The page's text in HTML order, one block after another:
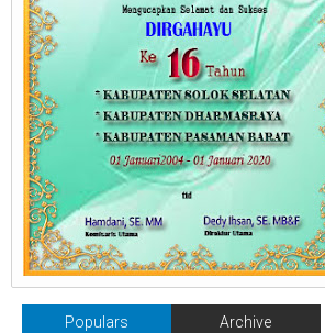
Populars Archive